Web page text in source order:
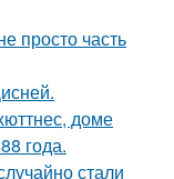
просто часть
доме
года.
стали